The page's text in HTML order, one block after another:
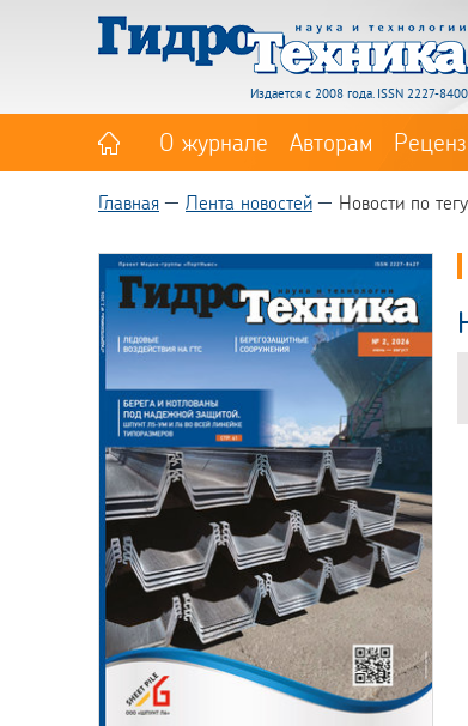
Издается с 2008 года. ISSN 2227-8400
О журнале Авторам
Главная Лента новостей Новости по